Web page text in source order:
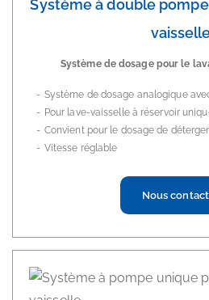
Système à double
Système de dosage pour le
Système de dosage analogique
Pour lave-vaisselle à réservoir
Convient pour le dosage de
Vitesse réglable
Nous